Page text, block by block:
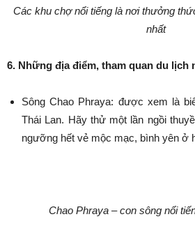
Các khu chợ nổi tiếng là nơi thưởng
nhất
6. Những địa điểm, tham quan du lịch
Sông Chao Phraya: được xem là
Thái Lan. Hãy thử một lần ngồi
ngưỡng hết vẻ mộc mạc, bình yên ở
Chao Phraya – con sông nổi